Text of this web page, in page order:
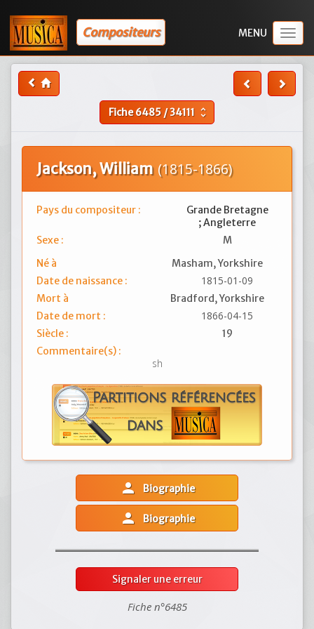
Compositeurs
Fiche6485 /34111 unfold_more
Jackson, William (1815-1866)
Pays du compositeur :
Grande Bretagne
; Angleterre
Sexe :
M
Né à
Masham, Yorkshire
Date de naissance :
1815-01-09
Mort à
Bradford, Yorkshire
Date de mort :
1866-04-15
Siècle :
19
Commentaire(s) :
sh
person Biographie
person Biographie
Signaler une erreur
Fiche n°6485